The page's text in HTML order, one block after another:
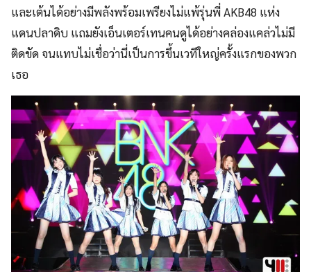
และเต้นได้อย่างมีพลังพร้อมเพรียงไม่แพ้รุ่นพี่AKB48 แห่ง
แดนปลาดิบ แถมยังเอ็นเตอร์เทนคนดูได้อย่างคล่องแคล่วไม่มี
ติดขัด จนแทบไม่เชื่อว่านี่เป็นการขึ้นเวทีใหญ่ครั้งแรกของพวก
เธอ